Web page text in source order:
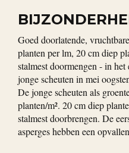
Goed doorlatende,
planten per lm, 20 cm diep
stalmest doormengen - in
jonge scheuten in mei
De jonge scheuten als
planten/m². 20 cm diep
stalmest doorbrengen. De
asperges hebben een